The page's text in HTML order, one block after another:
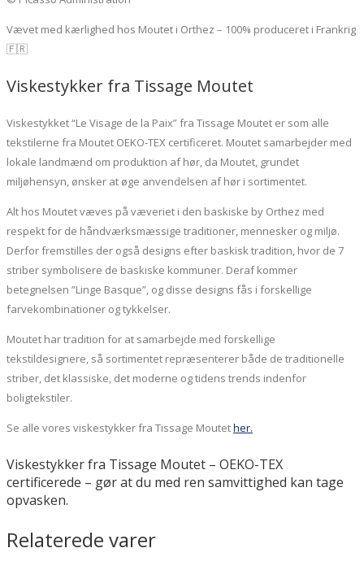
Vævet med kærlighed hos Moutet i Orthez – 100% produceret i Frankrig
🇫🇷
Viskestykker fra Tissage Moutet
Viskestykket “Le Visage de la Paix” fra Tissage Moutet er som alle
tekstilerne fra Moutet OEKO-TEX certificeret. Moutet samarbejder med
lokale landmænd om produktion af hør, da Moutet, grundet
miljøhensyn, ønsker at øge anvendelsen af hør i sortimentet.
Alt hos Moutet væves på væveriet i den baskiske by Orthez med
respekt for de håndværksmæssige traditioner, mennesker og miljø.
Derfor fremstilles der også designs efter baskisk tradition, hvor de 7
striber symbolisere de baskiske kommuner. Deraf kommer
betegnelsen ”Linge Basque”, og disse designs fås i forskellige
farvekombinationer og tykkelser.
Moutet har tradition for at samarbejde med forskellige
tekstildesignere, så sortimentet repræsenterer både de traditionelle
striber, det klassiske, det moderne og tidens trends indenfor
boligtekstiler.
Se alle vores viskestykker fra Tissage Moutether.
Viskestykker fra Tissage Moutet – OEKO-TEX
certificerede – gør at du med ren samvittighed kan tage
opvasken.
Relaterede varer